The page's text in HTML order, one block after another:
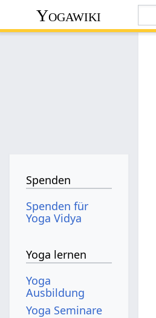
Yogawiki
Spenden
Spenden für
Yoga Vidya
Yoga lernen
Yoga
Ausbildung
Yoga Seminare